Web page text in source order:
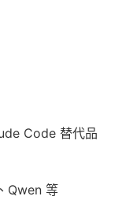
Code 替代品
Qwen 等